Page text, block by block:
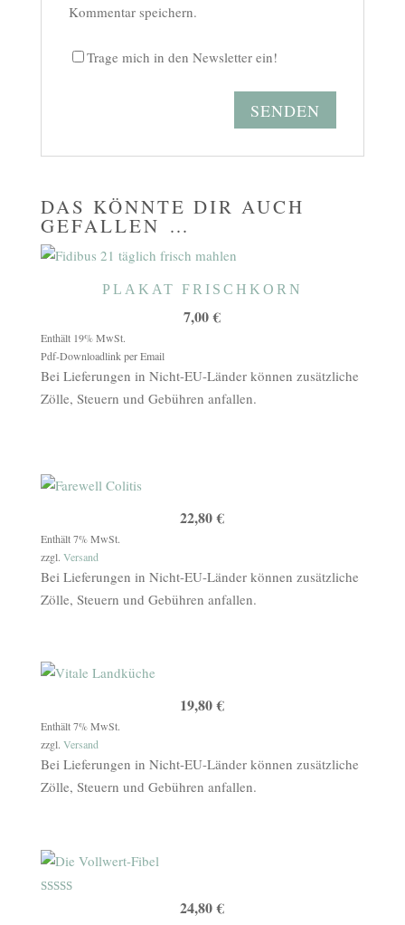
Kommentar speichern.
Trage mich in den Newsletter ein!
DAS KÖNNTE DIR AUCH
GEFALLEN …
PLAKAT FRISCHKORN
7,00€
Enthält 19% MwSt.
Pdf-Downloadlink per Email
Bei Lieferungen in Nicht-EU-Länder können zusätzliche
Zölle, Steuern und Gebühren anfallen.
22,80€
Enthält 7% MwSt.
zzgl. Versand
Bei Lieferungen in Nicht-EU-Länder können zusätzliche
Zölle, Steuern und Gebühren anfallen.
19,80€
Enthält 7% MwSt.
zzgl. Versand
Bei Lieferungen in Nicht-EU-Länder können zusätzliche
Zölle, Steuern und Gebühren anfallen.
24,80€